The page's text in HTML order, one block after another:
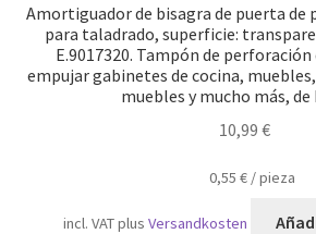
Amortiguador de bisagra de puerta de
para taladrado, superficie:
E.9017320. Tampón de
empujar gabinetes de cocina,
muebles y mucho más, de
10,99 €
0,55 €/pieza
incl. VATplus Versandkosten